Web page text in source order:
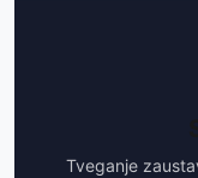
Tveganje